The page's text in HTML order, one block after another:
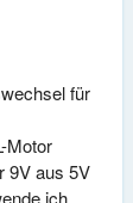
für
Motor
9V aus 5V
ich